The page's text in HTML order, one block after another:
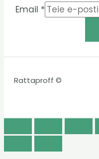
Email *
Rattaproff ©